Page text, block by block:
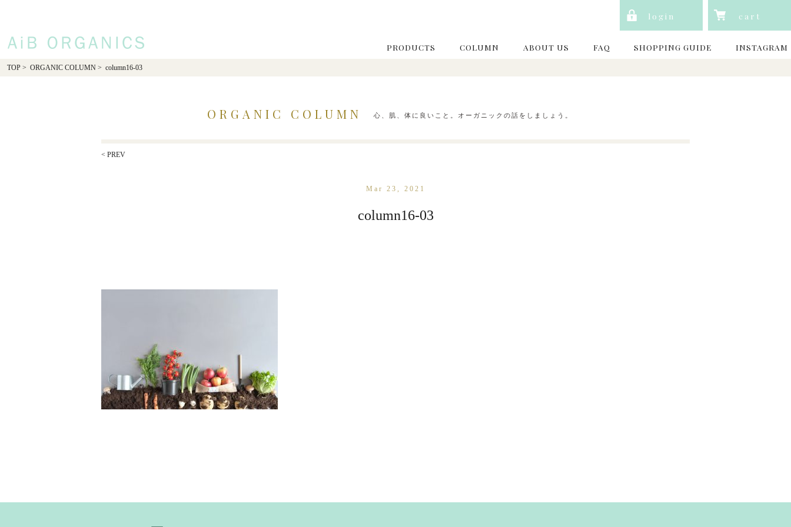
login cart
PRODUCTS COLUMN ABOUT US FAQ SHOPPING GUIDE INSTAGRAM
TOP> ORGANIC COLUMN> column16-03
ORGANIC COLUMN 心、肌、体に良いこと。オーガニックの話をしましょう。
< PREV
Mar 23, 2021
column16-03